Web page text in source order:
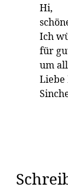
Hi,
Ich
für
um
Liebe